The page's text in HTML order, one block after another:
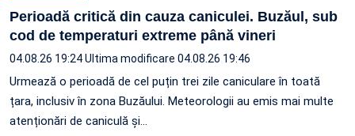
Perioadă critică din cauza caniculei. Buzăul, sub
cod de temperaturi extreme până vineri
04.08.26 19:24Ultima modificare 04.08.26 19:46
Urmează o perioadă de cel puțin trei zile caniculare în toată
țara, inclusiv în zona Buzăului. Meteorologii au emis mai multe
atenționări de caniculă și…